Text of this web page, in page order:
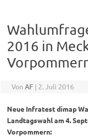
2016 in
Von AF | 2. Juli 2016
Neue Infratest dimap
Landtagswahl am 4.
Vorpommern: